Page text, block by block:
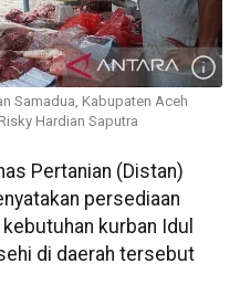
Samadua, Kabupaten Aceh
Hardian Saputra
Pertanian (Distan)
persediaan
kurban Idul
di daerah tersebut